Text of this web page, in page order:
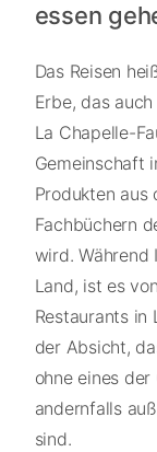
essen
Das Reisen
Erbe, das
La Chapelle-
Gemeinschaft
Produkten aus
Fachbüchern
wird. Während
Land, ist es
Restaurants in
der Absicht,
ohne eines
andernfalls
sind.